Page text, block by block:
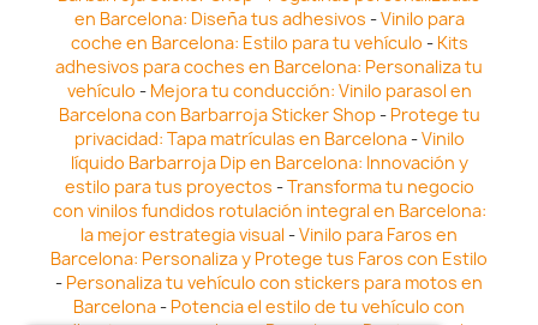
en Barcelona: Diseña tus adhesivos -Vinilo para
coche en Barcelona: Estilo para tu vehículo - Kits
adhesivos para coches en Barcelona: Personaliza tu
vehículo - Mejora tu conducción: Vinilo parasol en
Barcelona con Barbarroja Sticker Shop- Protege tu
privacidad: Tapa matrículas en Barcelona-Vinilo
líquido Barbarroja Dip en Barcelona: Innovación y
estilo para tus proyectos -Transforma tu negocio
con vinilos fundidos rotulación integral en Barcelona:
la mejor estrategia visual -Vinilo para Faros en
Barcelona: Personaliza y Protege tus Faros con Estilo
- Personaliza tu vehículo con stickers para motos en
Barcelona- Potencia el estilo de tu vehículo con